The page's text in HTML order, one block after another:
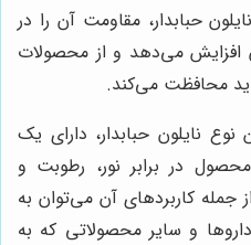
حبابدار، مقاومت آن را در
افزایش می‌دهد و از محصولات
محافظت می‌کند.
نوع نایلون حبابدار، دارای یک
در برابر نور، رطوبت و
کاربردهای آن می‌توان به
و سایر محصولاتی که به